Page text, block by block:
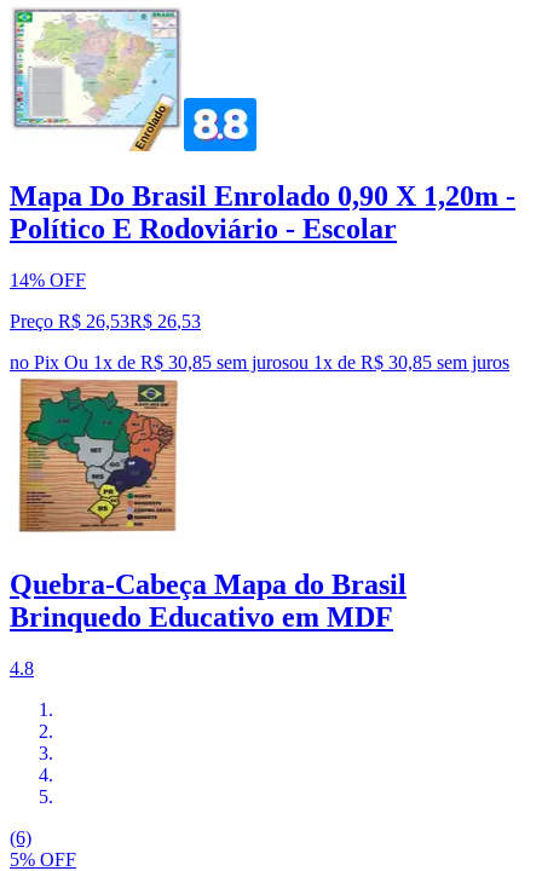
Mapa Do Brasil Enrolado 0,90 X 1,20m -
Político E Rodoviário - Escolar
14% OFF
Preço R$ 26,53R$ 26,53
no Pix Ou 1x de R$ 30,85 sem jurosou 1x de R$ 30,85 sem juros
Quebra-Cabeça Mapa do Brasil
Brinquedo Educativo em MDF
4.8
(6)
5% OFF